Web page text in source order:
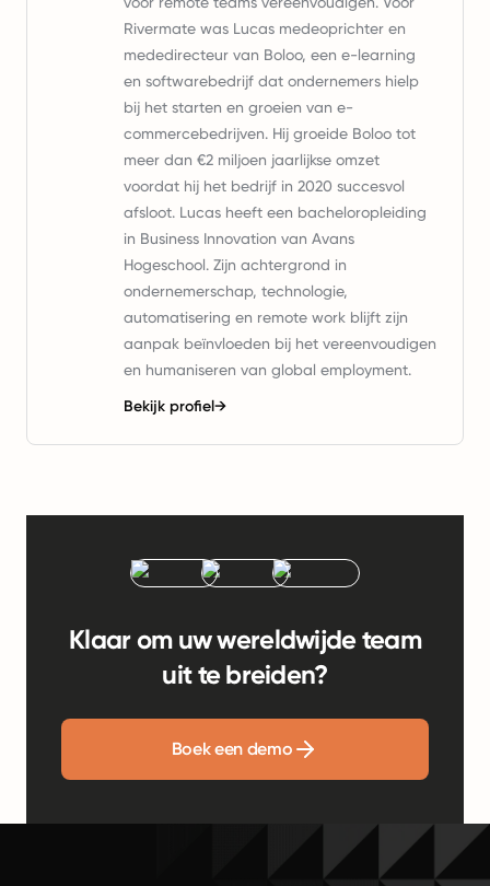
Rivermate was Lucas medeoprichter en
mededirecteur van Boloo, een e-learning
en softwarebedrijf dat ondernemers hielp
bij het starten en groeien van e-
commercebedrijven. Hij groeide Boloo tot
meer dan €2 miljoen jaarlijkse omzet
voordat hij het bedrijf in 2020 succesvol
afsloot. Lucas heeft een bacheloropleiding
in Business Innovation van Avans
Hogeschool. Zijn achtergrond in
ondernemerschap, technologie,
automatisering en remote work blijft zijn
aanpak beïnvloeden bij het vereenvoudigen
en humaniseren van global employment.
Bekijk profiel→
Klaar om uw wereldwijde team
uit te breiden?
Boek een demo